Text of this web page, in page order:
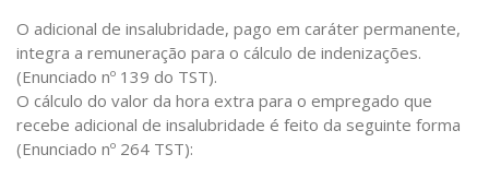
O adicional de insalubridade, pago em caráter permanente,
integra a remuneração para o cálculo de indenizações.
(Enunciado nº 139 do TST).
O cálculo do valor da hora extra para o empregado que
recebe adicional de insalubridade é feito da seguinte forma
(Enunciado nº 264 TST):